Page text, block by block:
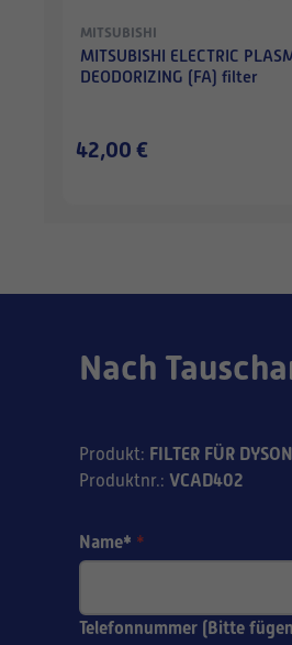
MITSUBISHI
MITSUBISHI ELECTRIC
DEODORIZING (FA) filter
42,00 €
Nach
Produkt: FILTER FÜR
Produktnr.: VCAD402
Name* *
Telefonnummer (Bitte